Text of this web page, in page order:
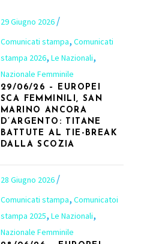
29 Giugno 2026
Comunicati stampa, Comunicati
stampa 2026, Le Nazionali,
Nazionale Femminile
29/06/26 – EUROPEI
SCA FEMMINILI, SAN
MARINO ANCORA
D’ARGENTO: TITANE
BATTUTE AL TIE-BREAK
DALLA SCOZIA
28 Giugno 2026
Comunicati stampa, Comunicatoi
stampa 2025, Le Nazionali,
Nazionale Femminile